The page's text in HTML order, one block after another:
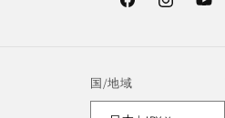
FacebookInstagram
国/地域